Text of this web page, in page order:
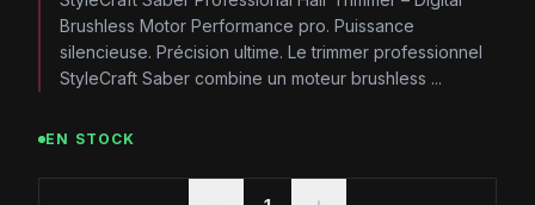
Brushless Motor Performance pro. Puissance
silencieuse. Précision ultime. Le trimmer professionnel
StyleCraft Saber combine un moteur brushless ...
EN STOCK